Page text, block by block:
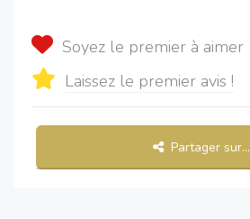
Soyez le premier à aimer
Laissez le premier avis !
Partager sur...